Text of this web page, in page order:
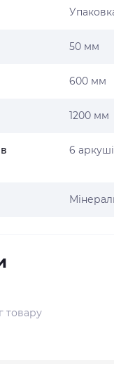
50 мм
600 мм
1200 мм
6
товару